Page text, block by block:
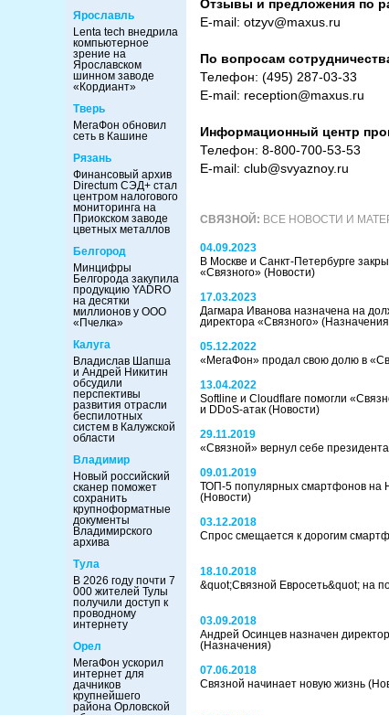
Ярославль
Lenta tech внедрила
компьютерное
зрение на
Ярославском
шинном заводе
«Кордиант»
Тверь
МегаФон обновил
сеть в Кашине
Рязань
Финансовый архив
Directum СЭД+ стал
центром налогового
мониторинга на
Приокском заводе
цветных металлов
Белгород
Минцифры
Белгорода закупила
продукцию YADRO
на десятки
миллионов у ООО
«Пчелка»
Калуга
Владислав Шапша
и Андрей Никитин
обсудили
перспективы
развития отрасли
беспилотных
систем в Калужской
области
Владимир
Новый российский
сканер поможет
сохранить
крупноформатные
документы
Владимирского
архива
Тула
В 2026 году почти 7
000 жителей Тулы
получили доступ к
проводному
интернету
Орел
МегаФон ускорил
интернет для
дачников
крупнейшего
района Орловской
Отзывы и предложения по
E-mail: otzyv@maxus.ru
По вопросам
Телефон: (495) 287-03-33
E-mail: reception@maxus.ru
Информационный центр
Телефон: 8-800-700-53-53
E-mail: club@svyaznoy.ru
СВЯЗНОЙ: ВСЕ НОВОСТИ И
04.09.2023
В Москве и Санкт-Петербурге
«Связного» (Новости)
17.03.2023
Дагмара Иванова назначена на
директора «Связного»
05.12.2022
«МегаФон» продал свою долю в
13.04.2022
Softline и Cloudflare помогли
и DDoS-атак (Новости)
29.11.2019
«Связной» вернул себе президента
09.01.2019
ТОП-5 популярных смартфонов на
(Новости)
03.12.2018
Спрос смещается к дорогим
18.10.2018
&quot;Связной Евросеть&quot; на
03.09.2018
Андрей Осинцев назначен
(Назначения)
07.06.2018
Связной начинает новую жизнь